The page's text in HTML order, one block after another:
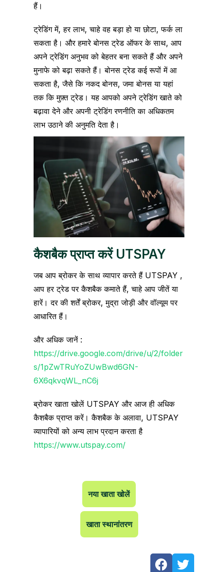
हैं।
ट्रेडिंग में, हर लाभ, चाहे वह बड़ा हो या छोटा, फर्क ला
सकता है। और हमारे बोनस ट्रेड ऑफर के साथ, आप
अपने ट्रेडिंग अनुभव को बेहतर बना सकते हैं और अपने
मुनाफे को बढ़ा सकते हैं। बोनस ट्रेड कई रूपों में आ
सकता है, जैसे कि नकद बोनस, जमा बोनस या यहां
तक कि मुफ़्त ट्रेड। यह आपको अपने ट्रेडिंग खाते को
बढ़ावा देने और अपनी ट्रेडिंग रणनीति का अधिकतम
लाभ उठाने की अनुमति देता है।
कैशबैक प्राप्त करें UTSPAY
जब आप ब्रोकर के साथ व्यापार करते हैं UTSPAY ,
आप हर ट्रेड पर कैशबैक कमाते हैं, चाहे आप जीतें या
हारें। दर की शर्तें ब्रोकर, मुद्रा जोड़ी और वॉल्यूम पर
आधारित हैं।
और अधिक जानें :
https://drive.google.com/drive/u/2/folder
s/1pZwTRuYoZUwBwd6GN-
6X6qkvqWL_nC6j
ब्रोकर खाता खोलें UTSPAY और आज ही अधिक
कैशबैक प्राप्त करें। कैशबैक के अलावा, UTSPAY
व्यापारियों को अन्य लाभ प्रदान करता है
https://www.utspay.com/
नया खाता खोलें
खाता स्थानांतरण